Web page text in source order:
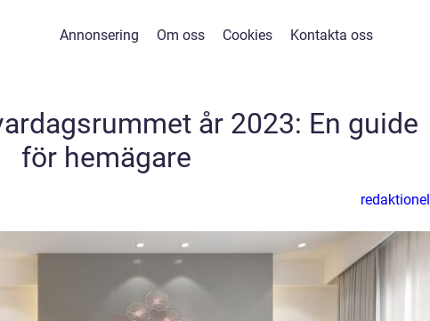
Annonsering Om oss Cookies Kontakta oss
år 2023: En guide
för hemägare
redaktionel